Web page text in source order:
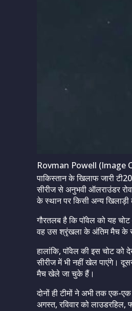
Rovman Powell (Image
पाकिस्तान के खिलाफ जारी
सीरीज से अनुभवी ऑलराउंडर
के स्थान पर किसी अन्य खिलाड़ी
गौरतलब है कि पाॅवेल को यह
वह उस श्रृंखला के अंतिम मैच के
हालांकि, पाॅवेल की इस चोट को
सीरीज में भी नहीं खेल पाएंगे।
मैच खेले जा चुके हैं।
दोनों ही टीमों ने अभी तक एक-
अगस्त, रविवार को लाउडरहिल,